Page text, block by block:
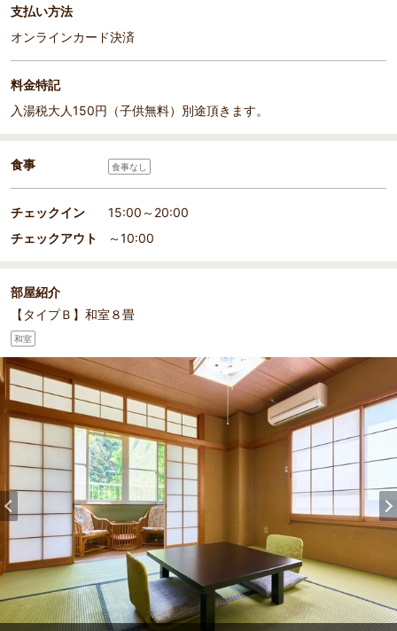
支払い方法
オンラインカード決済
料金特記
入湯税大人150円（子供無料）別途頂きます。
食事 食事なし
チェックイン
15:00～20:00
チェックアウト
～10:00
部屋紹介
【タイプＢ】和室８畳
和室
部屋詳細（1/2）
Pr
evi
s
客室
Ne